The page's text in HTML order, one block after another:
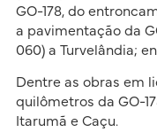
GO-178, do
a pavimentação da
060) a Turvelândia;
Dentre as obras em
quilômetros da GO-
Itarumã e Caçu.